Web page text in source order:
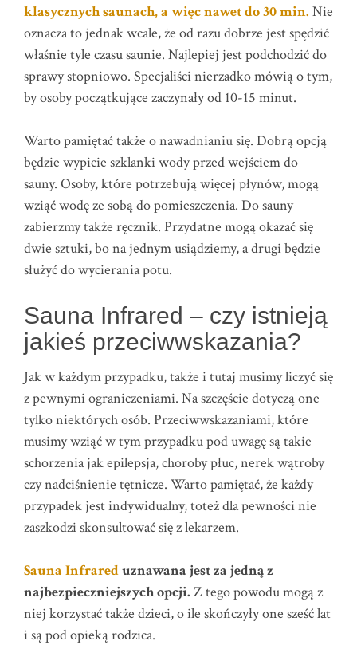
klasycznych saunach, a więc nawet do 30 min. Nie
oznacza to jednak wcale, że od razu dobrze jest spędzić
właśnie tyle czasu saunie. Najlepiej jest podchodzić do
sprawy stopniowo. Specjaliści nierzadko mówią o tym,
by osoby początkujące zaczynały od 10-15 minut.
Warto pamiętać także o nawadnianiu się. Dobrą opcją
będzie wypicie szklanki wody przed wejściem do
sauny. Osoby, które potrzebują więcej płynów, mogą
wziąć wodę ze sobą do pomieszczenia. Do sauny
zabierzmy także ręcznik. Przydatne mogą okazać się
dwie sztuki, bo na jednym usiądziemy, a drugi będzie
służyć do wycierania potu.
Sauna Infrared – czy istnieją
jakieś przeciwwskazania?
Jak w każdym przypadku, także i tutaj musimy liczyć się
z pewnymi ograniczeniami. Na szczęście dotyczą one
tylko niektórych osób. Przeciwwskazaniami, które
musimy wziąć w tym przypadku pod uwagę są takie
schorzenia jak epilepsja, choroby płuc, nerek wątroby
czy nadciśnienie tętnicze. Warto pamiętać, że każdy
przypadek jest indywidualny, toteż dla pewności nie
zaszkodzi skonsultować się z lekarzem.
Sauna Infrareduznawana jest za jedną z
najbezpieczniejszych opcji. Z tego powodu mogą z
niej korzystać także dzieci, o ile skończyły one sześć lat
i są pod opieką rodzica.